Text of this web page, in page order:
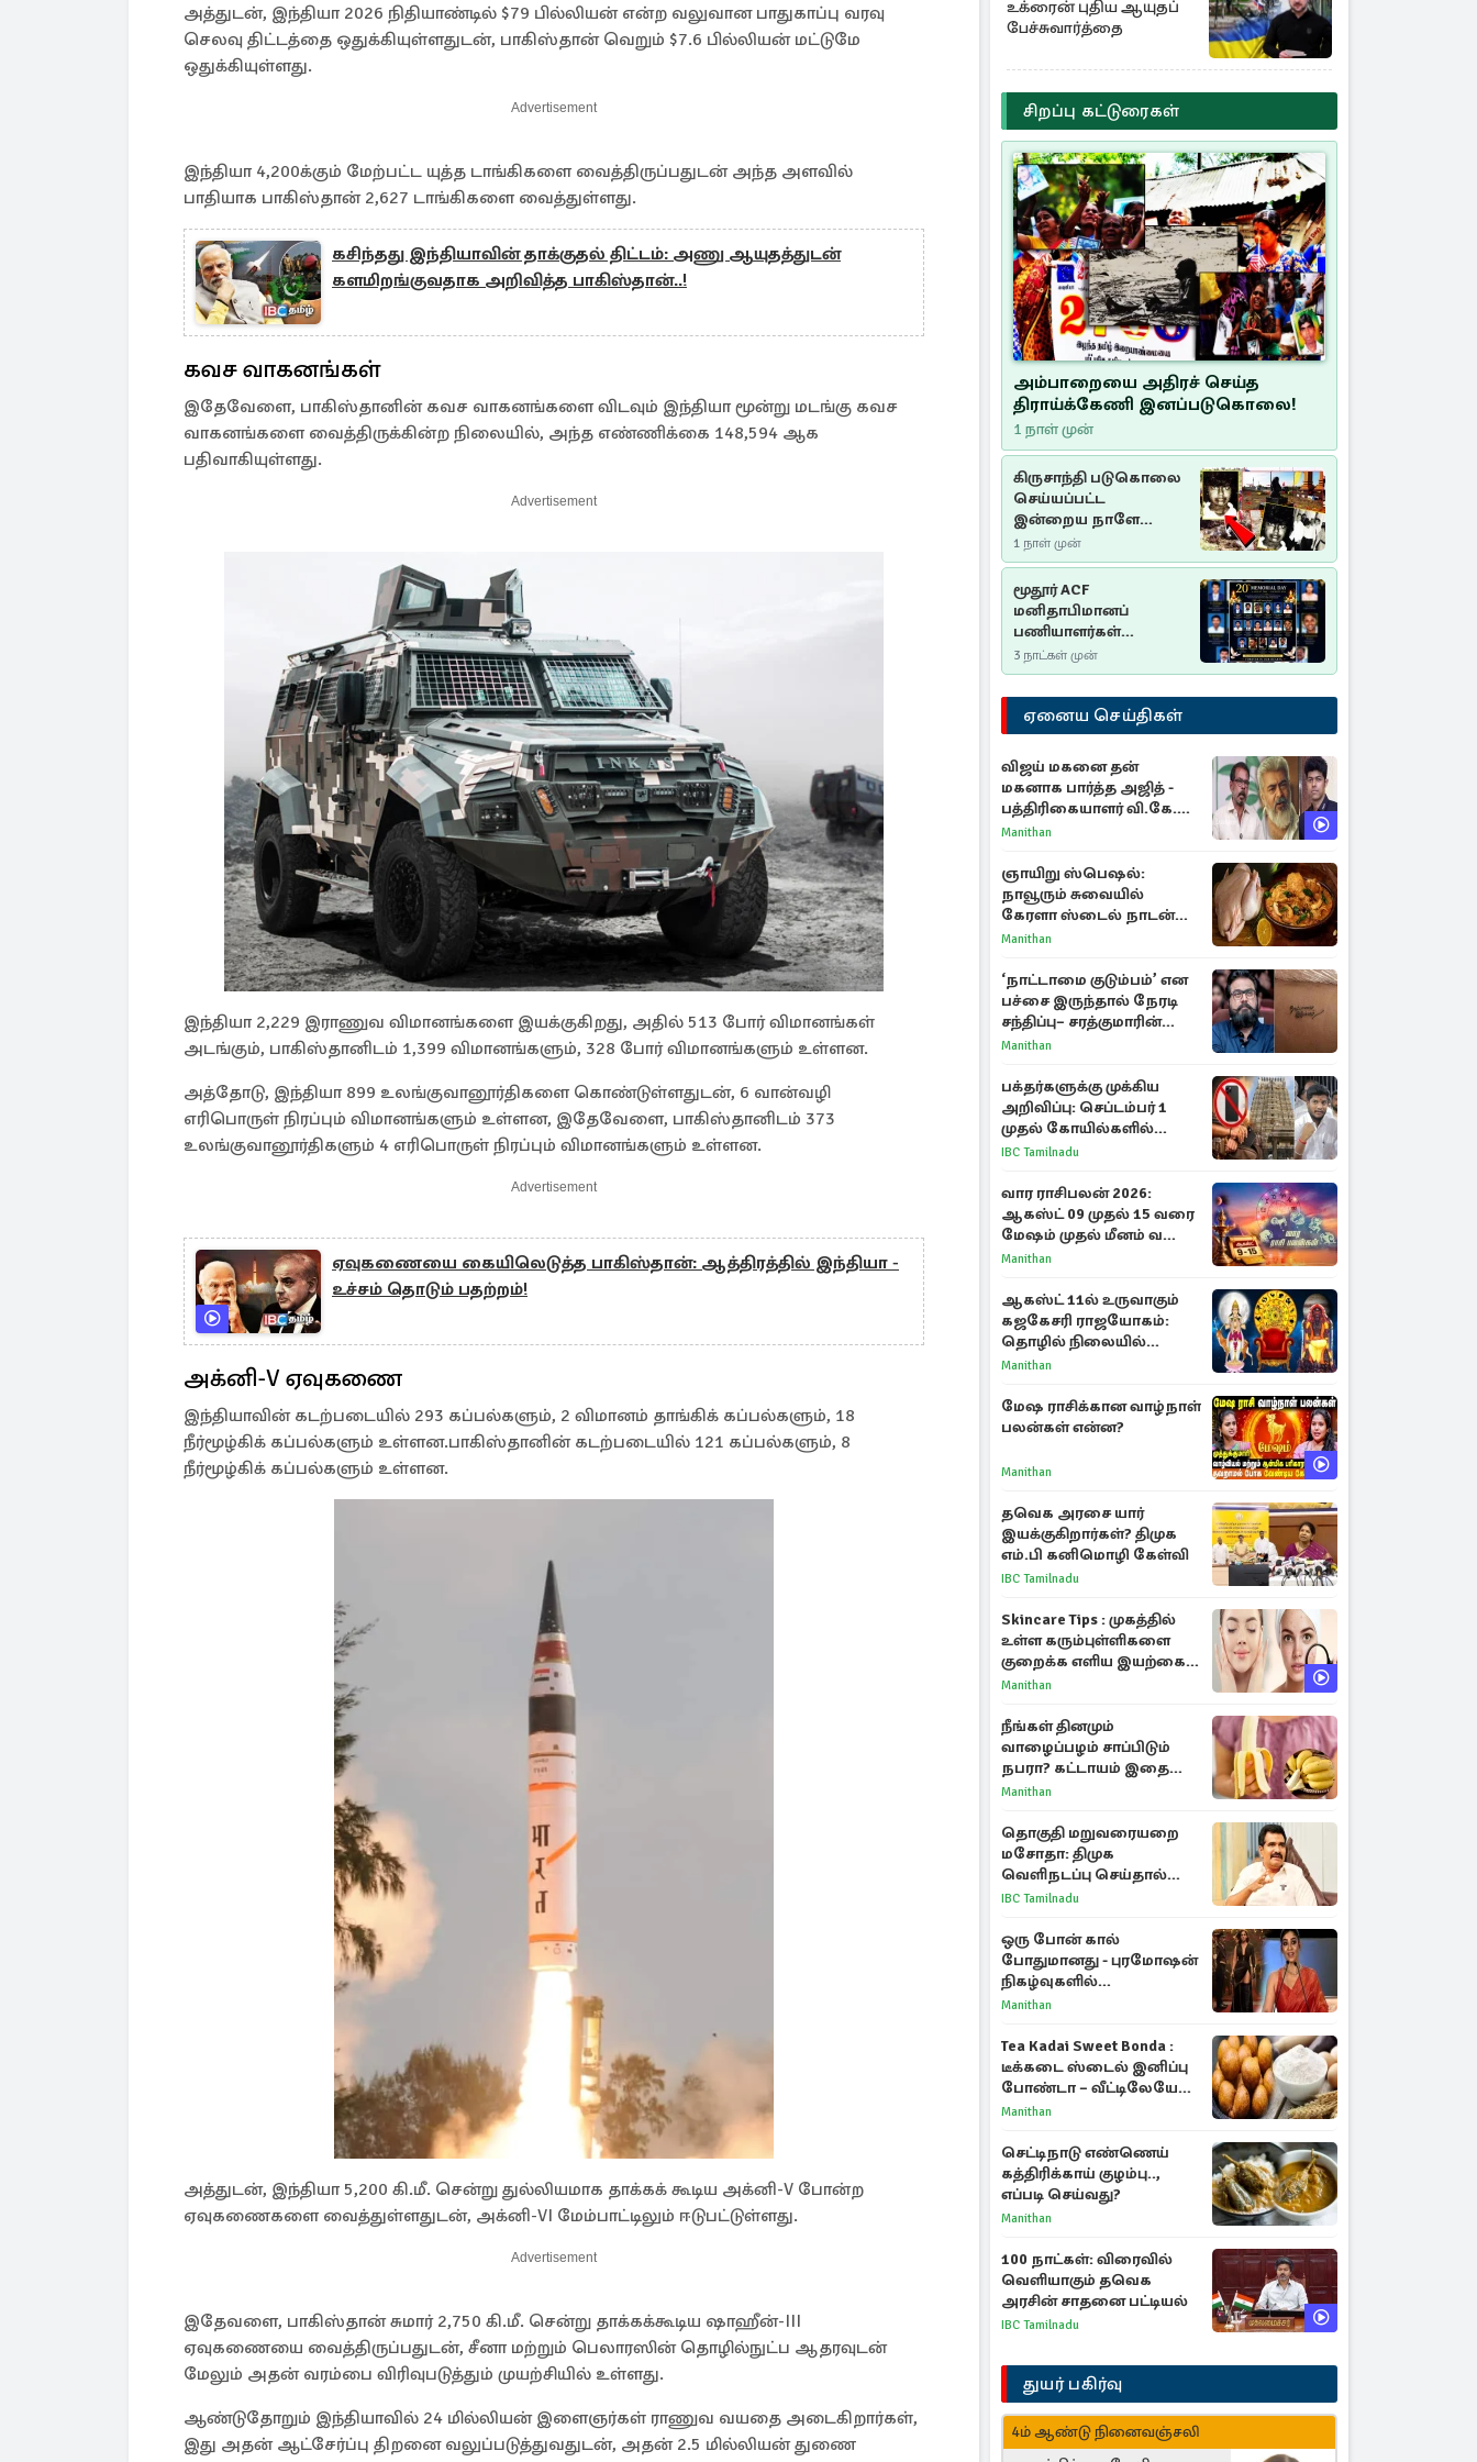
அத்துடன், இந்தியா 2026 நிதியாண்டில் $79 பில்லியன் என்ற வலுவான பாதுகாப்பு வரவு
செலவு திட்டத்தை ஒதுக்கியுள்ளதுடன், பாகிஸ்தான் வெறும் $7.6 பில்லியன் மட்டுமே
ஒதுக்கியுள்ளது.
Advertisement
இந்தியா 4,200க்கும் மேற்பட்ட யுத்த டாங்கிகளை வைத்திருப்பதுடன் அந்த அளவில்
பாதியாக பாகிஸ்தான் 2,627 டாங்கிகளை வைத்துள்ளது.
கசிந்தது இந்தியாவின் தாக்குதல் திட்டம்: அணு ஆயுதத்துடன்
களமிறங்குவதாக அறிவித்த பாகிஸ்தான்..!
கவச வாகனங்கள்
இதேவேளை, பாகிஸ்தானின் கவச வாகனங்களை விடவும் இந்தியா மூன்று மடங்கு கவச
வாகனங்களை வைத்திருக்கின்ற நிலையில், அந்த எண்ணிக்கை 148,594 ஆக
பதிவாகியுள்ளது.
Advertisement
இந்தியா 2,229 இராணுவ விமானங்களை இயக்குகிறது, அதில் 513 போர் விமானங்கள்
அடங்கும், பாகிஸ்தானிடம் 1,399 விமானங்களும், 328 போர் விமானங்களும் உள்ளன.
அத்தோடு, இந்தியா 899 உலங்குவானூர்திகளை கொண்டுள்ளதுடன், 6 வான்வழி
எரிபொருள் நிரப்பும் விமானங்களும் உள்ளன, இதேவேளை, பாகிஸ்தானிடம் 373
உலங்குவானூர்திகளும் 4 எரிபொருள் நிரப்பும் விமானங்களும் உள்ளன.
Advertisement
ஏவுகணையை கையிலெடுத்த பாகிஸ்தான்: ஆத்திரத்தில் இந்தியா -
உச்சம் தொடும் பதற்றம்!
அக்னி-V ஏவுகணை
இந்தியாவின் கடற்படையில் 293 கப்பல்களும், 2 விமானம் தாங்கிக் கப்பல்களும், 18
நீர்மூழ்கிக் கப்பல்களும் உள்ளன.பாகிஸ்தானின் கடற்படையில் 121 கப்பல்களும், 8
நீர்மூழ்கிக் கப்பல்களும் உள்ளன.
அத்துடன், இந்தியா 5,200 கி.மீ. சென்று துல்லியமாக தாக்கக் கூடிய அக்னி-V போன்ற
ஏவுகணைகளை வைத்துள்ளதுடன், அக்னி-VI மேம்பாட்டிலும் ஈடுபட்டுள்ளது.
Advertisement
இதேவளை, பாகிஸ்தான் சுமார் 2,750 கி.மீ. சென்று தாக்கக்கூடிய ஷாஹீன்-III
ஏவுகணையை வைத்திருப்பதுடன், சீனா மற்றும் பெலாரஸின் தொழில்நுட்ப ஆதரவுடன்
மேலும் அதன் வரம்பை விரிவுபடுத்தும் முயற்சியில் உள்ளது.
ஆண்டுதோறும் இந்தியாவில் 24 மில்லியன் இளைஞர்கள் ராணுவ வயதை அடைகிறார்கள்,
இது அதன் ஆட்சேர்ப்பு திறனை வலுப்படுத்துவதுடன், அதன் 2.5 மில்லியன் துணை
உக்ரைன் புதிய ஆயுதப்
பேச்சுவார்த்தை
சிறப்பு கட்டுரைகள்
அம்பாறையை அதிரச் செய்த
திராய்க்கேணி இனப்படுகொலை!
1 நாள் முன்
கிருசாந்தி படுகொலை
செய்யப்பட்ட
இன்றைய நாளே
செம்மணி
இனப்படுகொலை
தினம்…!
1 நாள் முன்
மூதூர் ACF
மனிதாபிமானப்
பணியாளர்கள்
படுகொலை (2006): 20
ஆண்டுகளாகியும் நீதி
மறுக்கப்பட்ட
மனிதாபிமானப்
பேரவலம்
3 நாட்கள் முன்
ஏனைய செய்திகள்
விஜய் மகனை தன்
மகனாக பார்த்த அஜித் -
பத்திரிகையாளர் வி.கே.
சுந்தர் ஓபன் டாக்!
Manithan
ஞாயிறு ஸ்பெஷல்:
நாவூரும் சுவையில்
கேரளா ஸ்டைல் நாடன்
சிக்கன் குழம்பு ரெசிபி!
Manithan
‘நாட்டாமை குடும்பம்’ என
பச்சை இருந்தால் நேரடி
சந்திப்பு– சரத்குமாரின்
புதிய யோசனை
Manithan
பக்தர்களுக்கு முக்கிய
அறிவிப்பு: செப்டம்பர் 1
முதல் கோயில்களில்
மொபைலுக்கு தடை!
IBC Tamilnadu
வார ராசிபலன் 2026:
ஆகஸ்ட் 09 முதல் 15 வரை
மேஷம் முதல் மீனம் வரை
முழு பலன்கள்
Manithan
ஆகஸ்ட் 11ல் உருவாகும்
கஜகேசரி ராஜயோகம்:
தொழில் நிலையில்
அதிர்ஷ்டம் பெறும் 3
Manithan
மேஷ ராசிக்கான வாழ்நாள்
பலன்கள் என்ன?
Manithan
தவெக அரசை யார்
இயக்குகிறார்கள்? திமுக
எம்.பி கனிமொழி கேள்வி
IBC Tamilnadu
Skincare Tips : முகத்தில்
உள்ள கரும்புள்ளிகளை
குறைக்க எளிய இயற்கை
வழிகள்!
Manithan
நீங்கள் தினமும்
வாழைப்பழம் சாப்பிடும்
நபரா? கட்டாயம் இதை
தெரிந்து கொள்ளுங்கள்
Manithan
தொகுதி மறுவரையறை
மசோதா: திமுக
வெளிநடப்பு செய்தால்
ஆதரவாகவே கருதப்படும்
IBC Tamilnadu
ஒரு போன் கால்
போதுமானது - புரமோஷன்
நிகழ்வுகளில்
பங்கேற்காதது குறித்து
Manithan
Tea Kadai Sweet Bonda :
டீக்கடை ஸ்டைல் இனிப்பு
போண்டா – வீட்டிலேயே
செய்வது எப்படி?
Manithan
செட்டிநாடு எண்ணெய்
கத்திரிக்காய் குழம்பு..,
எப்படி செய்வது?
Manithan
100 நாட்கள்: விரைவில்
வெளியாகும் தவெக
அரசின் சாதனை பட்டியல்
IBC Tamilnadu
துயர் பகிர்வு
4ம் ஆண்டு நினைவஞ்சலி